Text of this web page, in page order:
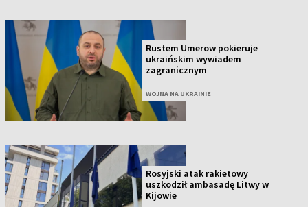
Rustem Umerow pokieruje
ukraińskim wywiadem
zagranicznym
WOJNA NA UKRAINIE
Rosyjski atak rakietowy
uszkodził ambasadę Litwy w
Kijowie